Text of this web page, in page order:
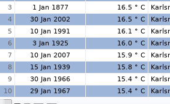
3
1 Jan 1877 16.5 ° C
4
30 Jan 2002 16.5 ° C
5
10 Jan 1991 16.1 ° C
6
3 Jan 1925 16.0 ° C
7
10 Jan 2007 15.9 ° C
8
15 Jan 1939 15.8 ° C
9
30 Jan 1966 15.4 ° C
10
29 Jan 1967 15.4 ° C